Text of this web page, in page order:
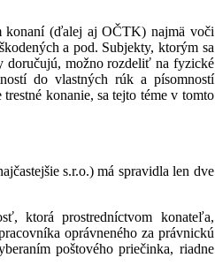
konaní (ďalej aj OČTK) najmä voči
a pod. Subjekty, ktorým sa
doručujú, možno rozdeliť na fyzické
do vlastných rúk a písomností
konanie, sa tejto téme v tomto
s.r.o.) má spravidla len dve
ktorá prostredníctvom konateľa,
oprávneného za právnickú
poštového priečinka, riadne